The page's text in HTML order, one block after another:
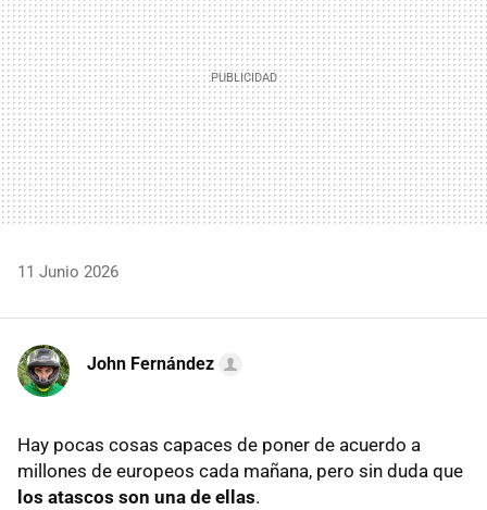
11 Junio 2026
John Fernández
Hay pocas cosas capaces de poner de acuerdo a
millones de europeos cada mañana, pero sin duda que
los atascos son una de ellas.